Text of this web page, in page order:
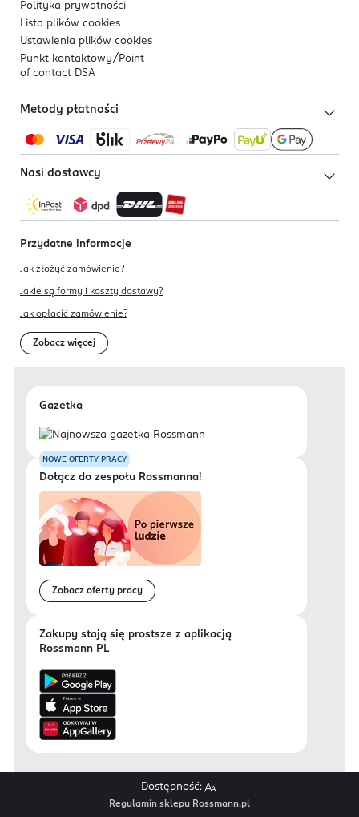
Polityka prywatności
Lista plików cookies
Ustawienia plików cookies
Punkt kontaktowy/ Point
of contact DSA
Metody płatności
Nasi dostawcy
Przydatne informacje
Jak złożyć zamówienie?
Jakie są formy i koszty dostawy?
Jak opłacić zamówienie?
Zobacz więcej
Gazetka
NOWE OFERTY PRACY
Dołącz do zespołu Rossmanna!
Zobacz oferty pracy
Zakupy stają się prostsze z aplikacją
Rossmann PL
Dostępność:
Regulamin sklepu Rossmann.pl